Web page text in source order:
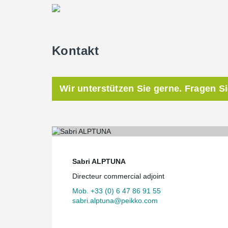
Kontakt
Wir unterstützen Sie gerne. Fragen
Sabri ALPTUNA
Directeur commercial adjoint
Mob. +33 (0) 6 47 86 91 55
sabri.alptuna@peikko.com